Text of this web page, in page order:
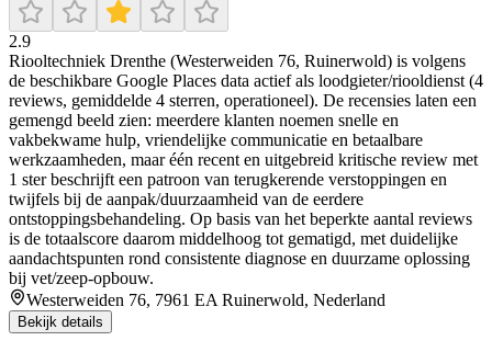
2.9
Riooltechniek Drenthe (Westerweiden 76, Ruinerwold) is volgens
de beschikbare Google Places data actief als loodgieter/riooldienst (4
reviews, gemiddelde 4 sterren, operationeel). De recensies laten een
gemengd beeld zien: meerdere klanten noemen snelle en
vakbekwame hulp, vriendelijke communicatie en betaalbare
werkzaamheden, maar één recent en uitgebreid kritische review met
1 ster beschrijft een patroon van terugkerende verstoppingen en
twijfels bij de aanpak/duurzaamheid van de eerdere
ontstoppingsbehandeling. Op basis van het beperkte aantal reviews
is de totaalscore daarom middelhoog tot gematigd, met duidelijke
aandachtspunten rond consistente diagnose en duurzame oplossing
bij vet/zeep-opbouw.
Westerweiden 76, 7961 EA Ruinerwold, Nederland
Bekijk details